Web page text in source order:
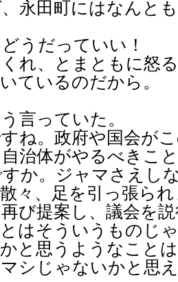
永田町にはなんと
どうだっていい！
れ、とまともに怒
ているのだから。
言っていた。
すね。政府や国会が
治体がやるべきこ
か。ジャマさえし
々、足を引っ張ら
び提案し、議会を
はそういうものじ
と思うようなこと
シじゃないかと思